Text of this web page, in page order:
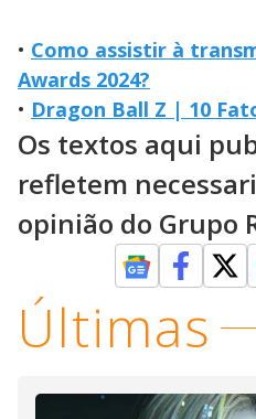
• Como assistir à
Awards 2024?
• Dragon Ball Z | 10
Os textos aqui
refletem
opinião do Grupo
Últimas